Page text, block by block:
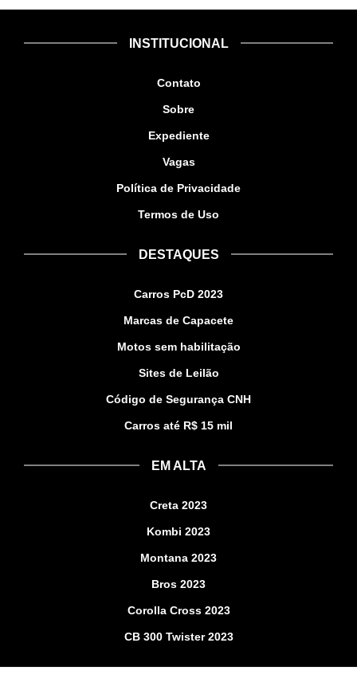
INSTITUCIONAL
Contato
Sobre
Expediente
Vagas
Política de Privacidade
Termos de Uso
DESTAQUES
Carros PcD 2023
Marcas de Capacete
Motos sem habilitação
Sites de Leilão
Código de Segurança CNH
Carros até R$ 15 mil
EM ALTA
Creta 2023
Kombi 2023
Montana 2023
Bros 2023
Corolla Cross 2023
CB 300 Twister 2023